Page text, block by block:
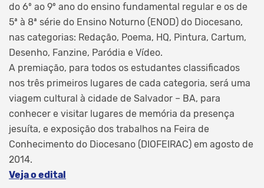
do 6º ao 9º ano do ensino fundamental regular e os de
5ª à 8ª série do Ensino Noturno (ENOD) do Diocesano,
nas categorias: Redação, Poema, HQ, Pintura, Cartum,
Desenho, Fanzine, Paródia e Vídeo.
A premiação, para todos os estudantes classificados
nos três primeiros lugares de cada categoria, será uma
viagem cultural à cidade de Salvador – BA, para
conhecer e visitar lugares de memória da presença
jesuíta, e exposição dos trabalhos na Feira de
Conhecimento do Diocesano (DIOFEIRAC) em agosto de
2014.
Veja o edital